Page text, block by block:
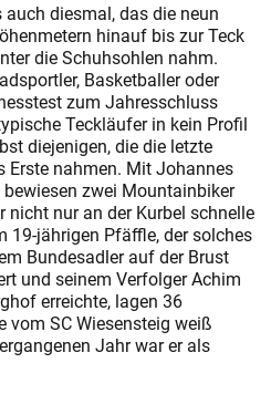
diesmal, das die neun
hinauf bis zur Teck
die Schuhsohlen nahm.
Basketballer oder
zum Jahresschluss
Teckläufer in kein Profil
diejenigen, die die letzte
Erste nahmen. Mit Johannes
zwei Mountainbiker
nicht nur an der Kurbel schnelle
19-jährigen Pfäffle, der solches
Bundesadler auf der Brust
und seinem Verfolger Achim
erreichte, lagen 36
vom SC Wiesensteig weiß
Jahr war er als